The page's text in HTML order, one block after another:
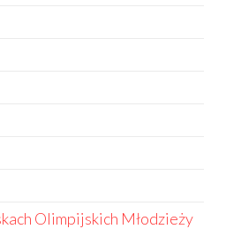
Olimpijskich Młodzieży